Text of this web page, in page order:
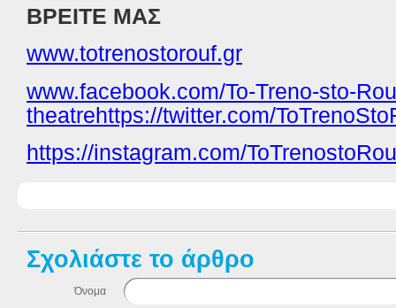
ΒΡΕΙΤΕ ΜΑΣ
www.totrenostorouf.gr
www.facebook.com/To-Treno-sto-
theatrehttps://twitter.com/
https://instagram.com/
Σχολιάστε το άρθρο
Όνομα